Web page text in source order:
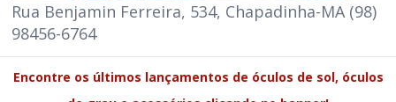
Rua Benjamin Ferreira, 534, Chapadinha-MA (98)
98456-6764
Encontre os últimos lançamentos de óculos de sol, óculos